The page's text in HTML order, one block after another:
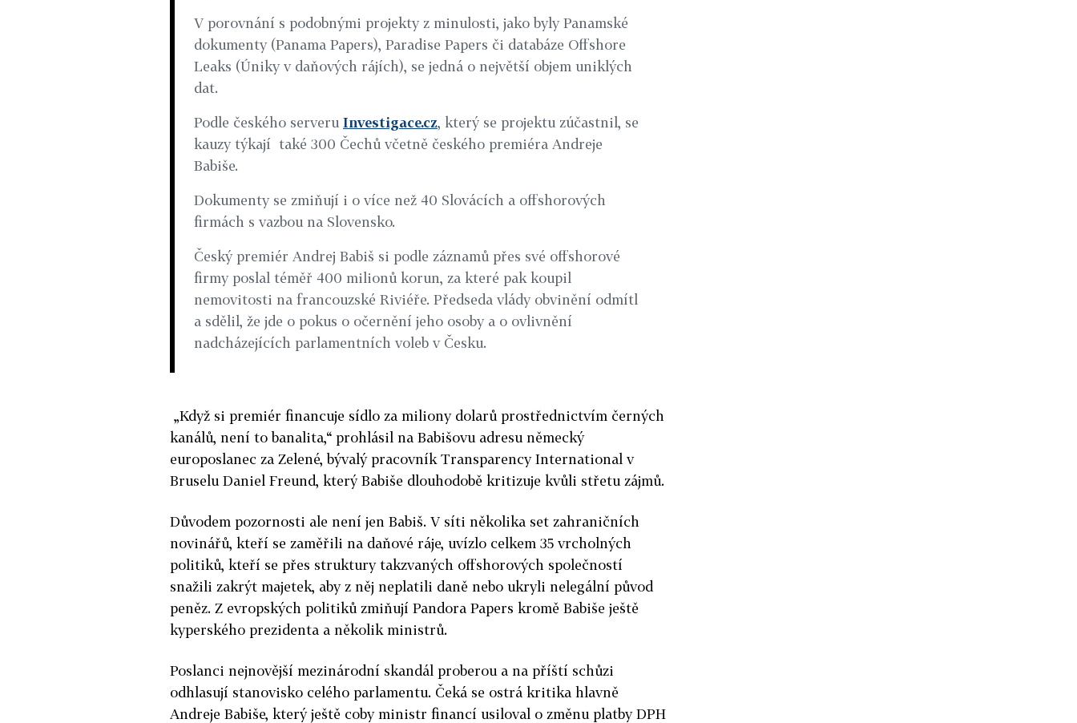
V porovnání s podobnými projekty z minulosti, jako byly Panamské
dokumenty (Panama Papers), Paradise Papers či databáze Offshore
Leaks (Úniky v daňových rájích), se jedná o největší objem uniklých
dat.
Podle českého serveru Investigace.cz, který se projektu zúčastnil, se
kauzy týkají také 300 Čechů včetně českého premiéra Andreje
Babiše.
Dokumenty se zmiňují i o více než 40 Slovácích a offshorových
firmách s vazbou na Slovensko.
Český premiér Andrej Babiš si podle záznamů přes své offshorové
firmy poslal téměř 400 milionů korun, za které pak koupil
nemovitosti na francouzské Riviéře. Předseda vlády obvinění odmítl
a sdělil, že jde o pokus o očernění jeho osoby a o ovlivnění
nadcházejících parlamentních voleb v Česku.
„Když si premiér financuje sídlo za miliony dolarů prostřednictvím černých
kanálů, není to banalita,“ prohlásil na Babišovu adresu německý
europoslanec za Zelené, bývalý pracovník Transparency International v
Bruselu Daniel Freund, který Babiše dlouhodobě kritizuje kvůli střetu zájmů.
Důvodem pozornosti ale není jen Babiš. V síti několika set zahraničních
novinářů, kteří se zaměřili na daňové ráje, uvízlo celkem 35 vrcholných
politiků, kteří se přes struktury takzvaných offshorových společností
snažili zakrýt majetek, aby z něj neplatili daně nebo ukryli nelegální původ
peněz. Z evropských politiků zmiňují Pandora Papers kromě Babiše ještě
kyperského prezidenta a několik ministrů.
Poslanci nejnovější mezinárodní skandál proberou a na příští schůzi
odhlasují stanovisko celého parlamentu. Čeká se ostrá kritika hlavně
Andreje Babiše, který ještě coby ministr financí usiloval o změnu platby DPH